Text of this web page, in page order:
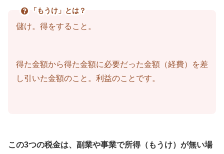
「もうけ」とは？
儲け。得をすること。
得た金額から得た金額に必要だった金額（経費）を差
し引いた金額のこと。利益のことです。
この3つの税金は、副業や事業で所得（もうけ）が無い場